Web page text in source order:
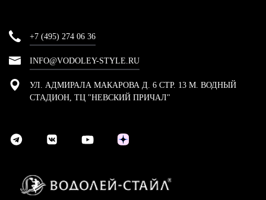
+7 (495) 274 06 36
INFO@VODOLEY-STYLE.RU
УЛ. АДМИРАЛА МАКАРОВА Д. 6 СТР. 13 М. ВОДНЫЙ
СТАДИОН, ТЦ "НЕВСКИЙ ПРИЧАЛ"